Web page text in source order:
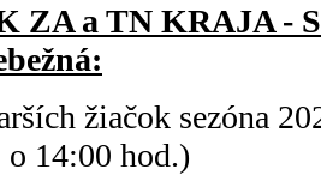
ZA a TN KRAJA -
žiačok sezóna
o 14:00 hod.)